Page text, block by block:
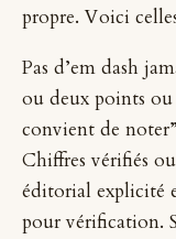
propre. Voici
Pas d’em dash
ou deux points ou
convient de
Chiffres vérifiés
éditorial explicité
pour vérification.